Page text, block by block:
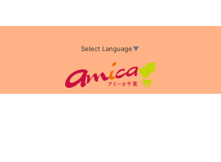
Select Language▼